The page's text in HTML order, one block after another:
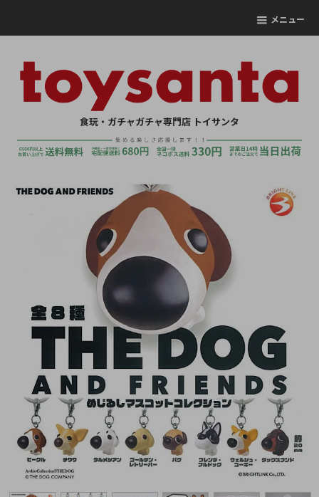
メニュー
食玩・ガチャガチャ専門店 トイサンタ